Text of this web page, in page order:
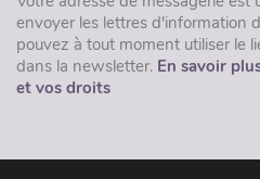
envoyer les lettres d'information
pouvez à tout moment utiliser le
dans la newsletter. En savoir
et vos droits